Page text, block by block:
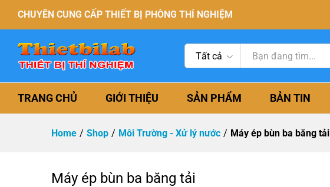
CHUYÊN CUNG CẤP THIẾT BỊ PHÒNG THÍ NGHIỆM
Tất cả
TRANG CHỦ GIỚI THIỆU SẢN PHẨM BẢN TIN
Home / Shop / Môi Trường - Xử lý nước / Máy ép bùn ba băng tải
Máy ép bùn ba băng tải